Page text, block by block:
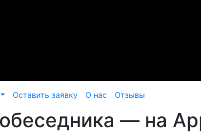
Оставить заявку О нас Отзывы
— на